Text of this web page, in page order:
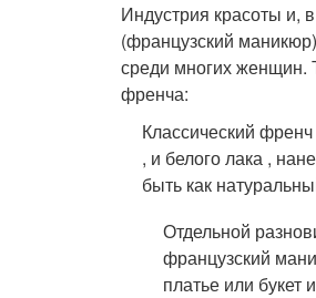
Индустрия красоты и,
(французский
среди многих женщин.
френча:
Классический
, и белого лака ,
быть как
Отдельной
французский
платье или букет